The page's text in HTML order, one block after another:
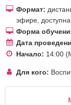
Формат:
эфире,
Форма
Дата
Начало: 14:00
Для кого: